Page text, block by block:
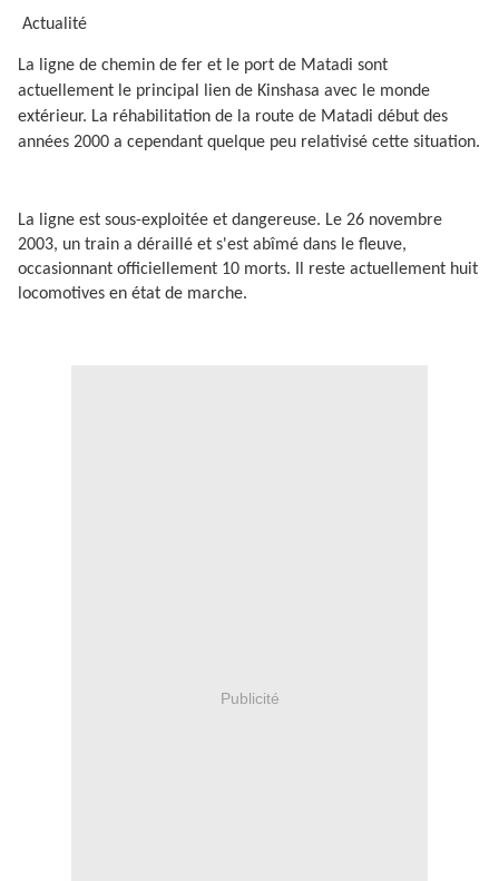
Actualité
La ligne de chemin de fer et le port de Matadi sont
actuellement le principal lien de Kinshasa avec le monde
extérieur. La réhabilitation de la route de Matadi début des
années 2000 a cependant quelque peu relativisé cette situation.
La ligne est sous-exploitée et dangereuse. Le 26 novembre
2003, un train a déraillé et s'est abîmé dans le fleuve,
occasionnant officiellement 10 morts. Il reste actuellement huit
locomotives en état de marche.
Publicité